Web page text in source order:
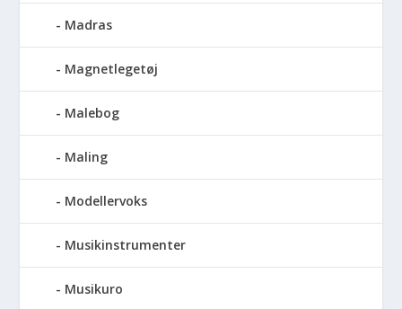
Madras
Magnetlegetøj
Malebog
Maling
Modellervoks
Musikinstrumenter
Musikuro